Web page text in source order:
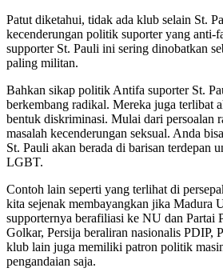
Patut diketahui, tidak ada klub selain St.
kecenderungan politik suporter yang anti-
supporter St. Pauli ini sering dinobatkan
paling militan.
Bahkan sikap politik Antifa suporter St.
berkembang radikal. Mereka juga terlibat
bentuk diskriminasi. Mulai dari persoalan
masalah kecenderungan seksual. Anda
St. Pauli akan berada di barisan terdepan
LGBT.
Contoh lain seperti yang terlihat di
kita sejenak membayangkan jika Madura
supporternya berafiliasi ke NU dan Partai
Golkar, Persija beraliran nasionalis PDIP,
klub lain juga memiliki patron politik
pengandaian saja.